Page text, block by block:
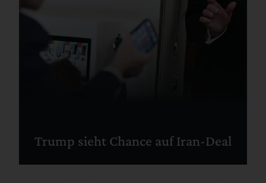
Trump sieht Chance auf Iran-Deal